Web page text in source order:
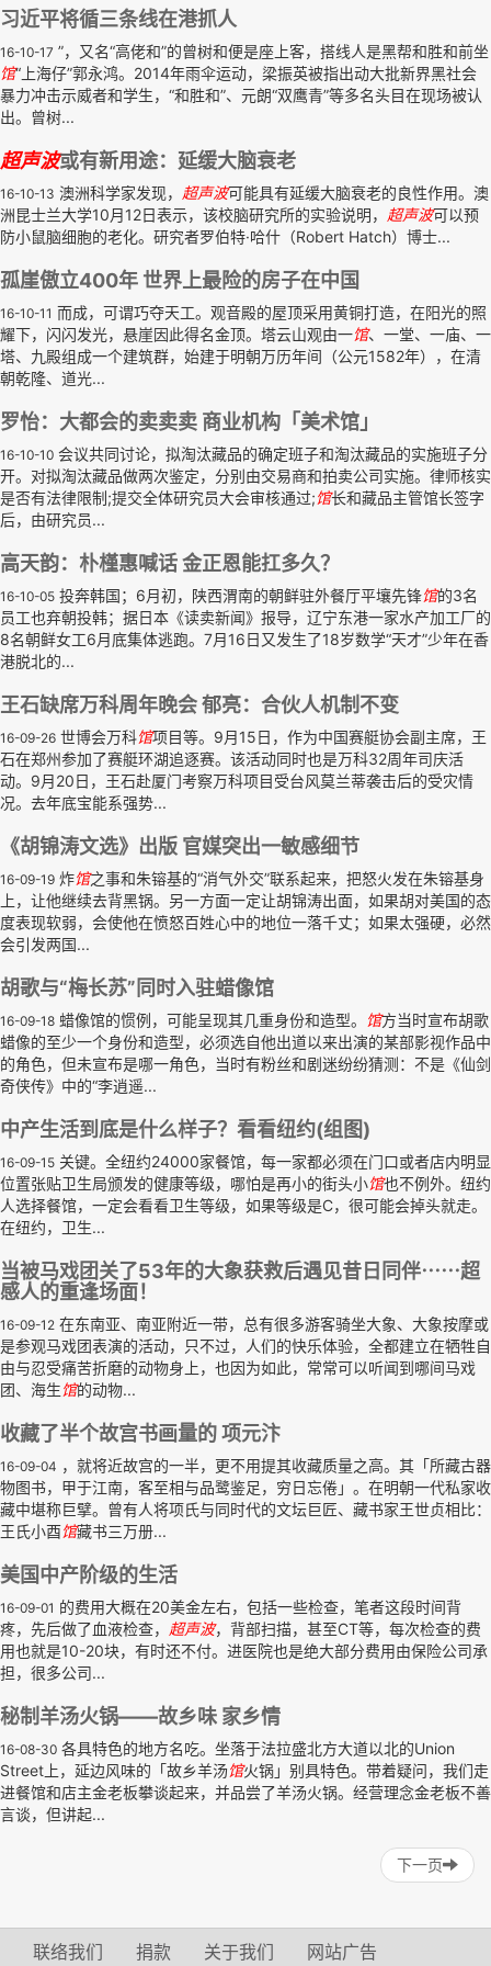
习近平将循三条线在港抓人
16-10-17 ”，又名“高佬和”的曾树和便是座上客，搭线人是黑帮和胜和前坐
馆“上海仔”郭永鸿。2014年雨伞运动，梁振英被指出动大批新界黑社会
暴力冲击示威者和学生，“和胜和”、元朗“双鹰青”等多名头目在现场被认
出。曾树...
超声波或有新用途：延缓大脑衰老
16-10-13 澳洲科学家发现， 超声波可能具有延缓大脑衰老的良性作用。澳
洲昆士兰大学10月12日表示，该校脑研究所的实验说明， 超声波可以预
防小鼠脑细胞的老化。研究者罗伯特·哈什（Robert Hatch）博士...
孤崖傲立400年 世界上最险的房子在中国
16-10-11 而成，可谓巧夺天工。观音殿的屋顶采用黄铜打造，在阳光的照
耀下，闪闪发光，悬崖因此得名金顶。塔云山观由一馆、一堂、一庙、一
塔、九殿组成一个建筑群，始建于明朝万历年间（公元1582年），在清
朝乾隆、道光...
罗怡：大都会的卖卖卖 商业机构「美术馆」
16-10-10 会议共同讨论，拟淘汰藏品的确定班子和淘汰藏品的实施班子分
开。对拟淘汰藏品做两次鉴定，分别由交易商和拍卖公司实施。律师核实
是否有法律限制;提交全体研究员大会审核通过;馆长和藏品主管馆长签字
后，由研究员...
高天韵：朴槿惠喊话 金正恩能扛多久？
16-10-05 投奔韩国；6月初，陕西渭南的朝鲜驻外餐厅平壤先锋馆的3名
员工也弃朝投韩；据日本《读卖新闻》报导，辽宁东港一家水产加工厂的
8名朝鲜女工6月底集体逃跑。7月16日又发生了18岁数学“天才”少年在香
港脱北的...
王石缺席万科周年晚会 郁亮：合伙人机制不变
16-09-26 世博会万科馆项目等。9月15日，作为中国赛艇协会副主席，王
石在郑州参加了赛艇环湖追逐赛。该活动同时也是万科32周年司庆活
动。9月20日，王石赴厦门考察万科项目受台风莫兰蒂袭击后的受灾情
况。去年底宝能系强势...
《胡锦涛文选》出版 官媒突出一敏感细节
16-09-19 炸馆之事和朱镕基的“消气外交”联系起来，把怒火发在朱镕基身
上，让他继续去背黑锅。另一方面一定让胡锦涛出面，如果胡对美国的态
度表现软弱，会使他在愤怒百姓心中的地位一落千丈；如果太强硬，必然
会引发两国...
胡歌与“梅长苏”同时入驻蜡像馆
16-09-18 蜡像馆的惯例，可能呈现其几重身份和造型。 馆方当时宣布胡歌
蜡像的至少一个身份和造型，必须选自他出道以来出演的某部影视作品中
的角色，但未宣布是哪一角色，当时有粉丝和剧迷纷纷猜测：不是《仙剑
奇侠传》中的“李逍遥...
中产生活到底是什么样子？看看纽约(组图)
16-09-15 关键。全纽约24000家餐馆，每一家都必须在门口或者店内明显
位置张贴卫生局颁发的健康等级，哪怕是再小的街头小馆也不例外。纽约
人选择餐馆，一定会看看卫生等级，如果等级是C，很可能会掉头就走。
在纽约，卫生...
当被马戏团关了53年的大象获救后遇见昔日同伴⋯⋯超
感人的重逢场面！
16-09-12 在东南亚、南亚附近一带，总有很多游客骑坐大象、大象按摩或
是参观马戏团表演的活动，只不过，人们的快乐体验，全都建立在牺牲自
由与忍受痛苦折磨的动物身上，也因为如此，常常可以听闻到哪间马戏
团、海生馆的动物...
收藏了半个故宫书画量的 项元汴
16-09-04 ，就将近故宫的一半，更不用提其收藏质量之高。其「所藏古器
物图书，甲于江南，客至相与品鹭鉴足，穷日忘倦」。在明朝一代私家收
藏中堪称巨擘。曾有人将项氏与同时代的文坛巨匠、藏书家王世贞相比：
王氏小酉馆藏书三万册...
美国中产阶级的生活
16-09-01 的费用大概在20美金左右，包括一些检查，笔者这段时间背
疼，先后做了血液检查， 超声波，背部扫描，甚至CT等，每次检查的费
用也就是10-20块，有时还不付。进医院也是绝大部分费用由保险公司承
担，很多公司...
秘制羊汤火锅——故乡味 家乡情
16-08-30 各具特色的地方名吃。坐落于法拉盛北方大道以北的Union
Street上，延边风味的「故乡羊汤馆火锅」别具特色。带着疑问，我们走
进餐馆和店主金老板攀谈起来，并品尝了羊汤火锅。经营理念金老板不善
言谈，但讲起...
下一页
联络我们 捐款 关于我们 网站广告